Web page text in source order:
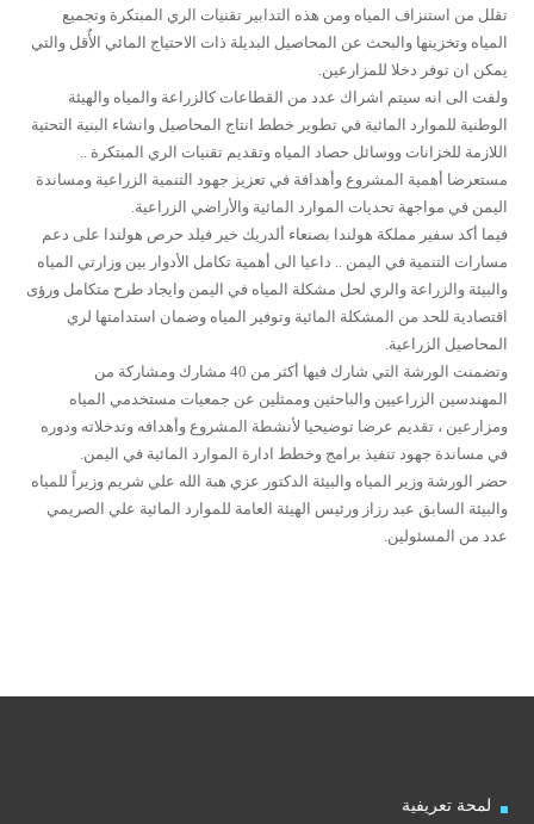
تقلل من استنزاف المياه ومن هذه التدابير تقنيات الري المبتكرة وتجميع
المياه وتخزينها والبحث عن المحاصيل البديلة ذات الاحتياج المائي الأٌقل والتي
يمكن ان توفر دخلا للمزارعين.
ولفت الى انه سيتم اشراك عدد من القطاعات كالزراعة والمياه والهيئة
الوطنية للموارد المائية في تطوير خطط انتاج المحاصيل وانشاء البنية التحتية
اللازمة للخزانات ووسائل حصاد المياه وتقديم تقنيات الري المبتكرة ..
مستعرضا أهمية المشروع وأهدافة في تعزيز جهود التنمية الزراعية ومساندة
اليمن في مواجهة تحديات الموارد المائية والأراضي الزراعية.
فيما أكد سفير مملكة هولندا بصنعاء ألدريك خير فيلد حرص هولندا على دعم
مسارات التنمية في اليمن .. داعيا الى أهمية تكامل الأدوار بين وزارتي المياه
والبيئة والزراعة والري لحل مشكلة المياه في اليمن وايجاد طرح متكامل ورؤى
اقتصادية للحد من المشكلة المائية وتوفير المياه وضمان استدامتها لري
المحاصيل الزراعية.
وتضمنت الورشة التي شارك فيها أكثر من 40 مشارك ومشاركة من
المهندسين الزراعيين والباحثين وممثلين عن جمعيات مستخدمي المياه
ومزارعين ، تقديم عرضا توضيحيا لأنشطة المشروع وأهدافه وتدخلاته ودوره
في مساندة جهود تنفيذ برامج وخطط ادارة الموارد المائية في اليمن.
حضر الورشة وزير المياه والبيئة الدكتور عزي هبة الله علي شريم وزيراً للمياه
والبيئة السابق عبد رزاز ورئيس الهيئة العامة للموارد المائية علي الصريمي
عدد من المسئولين.
لمحة تعريفية